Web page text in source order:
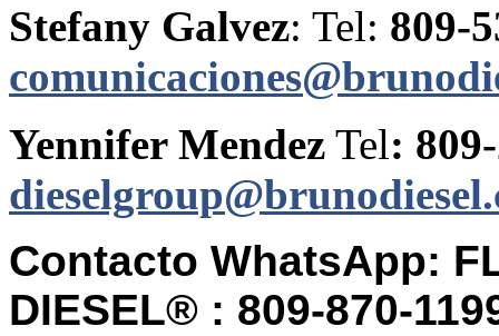
Stefany Galvez: Tel: 809-
Yennifer Mendez Tel:
Contacto WhatsApp:
DIESEL® : 809-870-